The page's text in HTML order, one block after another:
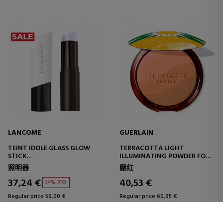
LANCOME
TEINT IDOLE GLASS GLOW
STICK
ILLUMINATING GLASS SKIN
EFFECT
照明器
37,24 € 34% DTO.
Regular price 56,00 €
GUERLAIN
TERRACOTTA LIGHT
ILLUMINATING POWDER FOR
A NATURALLY HEALTHY
COMPLEXION EFFECT - 96%
NATURALLY DERIVED
INGREDIENTS
腮红
40,53 €
Regular price 60,95 €